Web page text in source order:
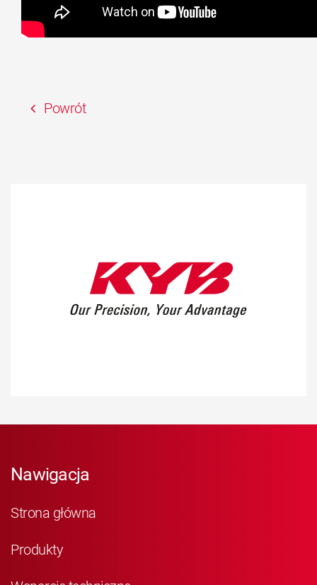
Powrót
Nawigacja
Strona główna
Produkty